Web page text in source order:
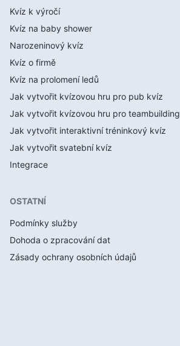
Kvíz k výročí
Kvíz na baby shower
Narozeninový kvíz
Kvíz o firmě
Kvíz na prolomení ledů
Jak vytvořit kvízovou hru pro pub kvíz
Jak vytvořit kvízovou hru pro teambuilding
Jak vytvořit interaktivní tréninkový kvíz
Jak vytvořit svatební kvíz
Integrace
OSTATNÍ
Podmínky služby
Dohoda o zpracování dat
Zásady ochrany osobních údajů